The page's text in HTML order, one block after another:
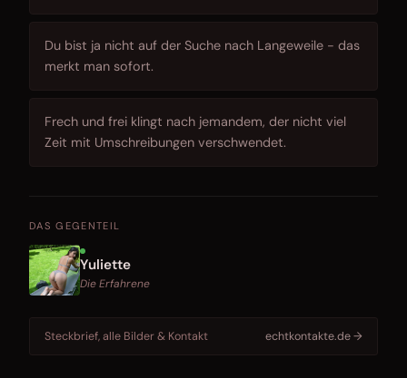
Du bist ja nicht auf der Suche nach Langeweile - das
merkt man sofort.
Frech und frei klingt nach jemandem, der nicht viel
Zeit mit Umschreibungen verschwendet.
DAS GEGENTEIL
Yuliette
Die Erfahrene
Steckbrief, alle Bilder & Kontakt echtkontakte.de →